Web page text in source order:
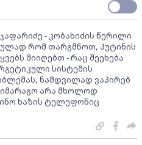
- კობახიძის წერილი
რომ თარგმნოთ, პუტინის
მიიღებთ - რაც შეეხება
სისტემის
ნამდვილად ვაპირებ
არა მხოლოდ
ხაზის ტელეფონიც